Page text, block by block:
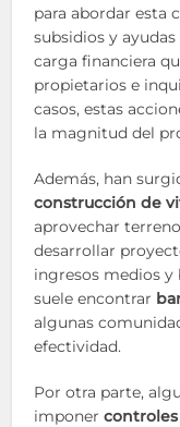
para abordar esta
subsidios y
carga financiera
propietarios e
casos, estas
la magnitud del
Además, han
construcción de
aprovechar
desarrollar
ingresos medios y
suele encontrar
algunas
efectividad.
Por otra parte,
imponer